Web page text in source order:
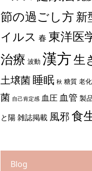
節の過ごし方新
イルス 春 東洋医
治療 波動 漢方生
土壌菌睡眠 秋 糖質 老化
菌 自己肯定感 血圧 血管 製
と陽雑誌掲載 風邪食
Blog